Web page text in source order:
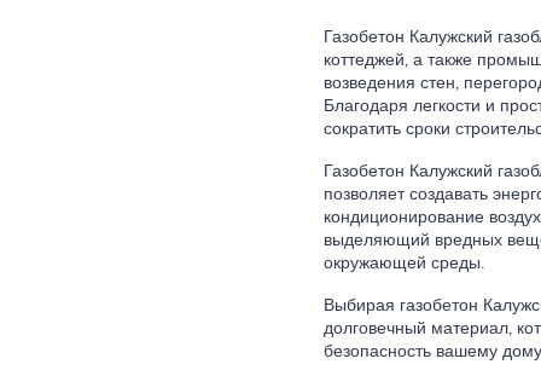
Газобетон Калужский
коттеджей, а также
возведения стен,
Благодаря легкости и
сократить сроки
Газобетон Калужский
позволяет создавать
кондиционирование
выделяющий вредных
окружающей среды.
Выбирая газобетон
долговечный материал,
безопасность вашему